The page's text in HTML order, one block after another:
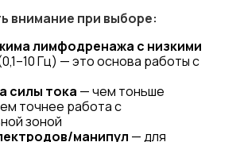
внимание при выборе:
лимфодренажа с низкими
Гц) — это основа работы с
силы тока — чем тоньше
точнее работа с
зоной
манипул — для